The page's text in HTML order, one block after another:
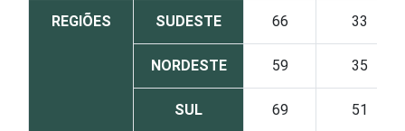
REGIÕES SUDESTE 66 33
NORDESTE 59 35
SUL 69 51